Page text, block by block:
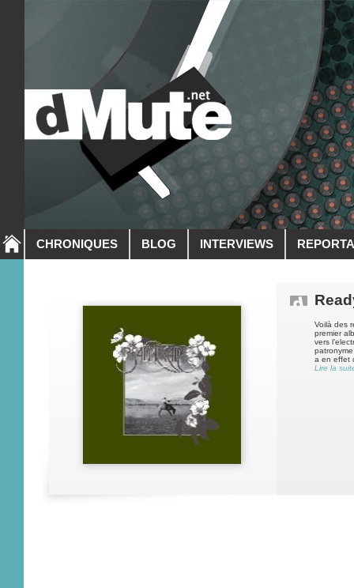
CHRONIQUES BLOG INTERVIEWS
Voilà des
premier
vers
a en effet
Lire la